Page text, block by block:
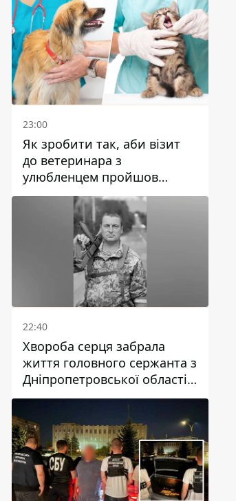
23:00
Як зробити так, аби візит
до ветеринара з
улюбленцем пройшов
спокійно: прості поради
22:40
Хвороба серця забрала
життя головного сержанта з
Дніпропетровської області
Юрія Свистуна